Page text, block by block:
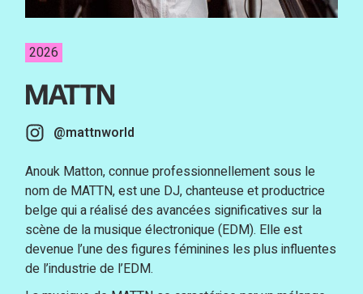
2026
MATTN
@mattnworld
Anouk Matton, connue professionnellement sous le
nom de MATTN, est une DJ, chanteuse et productrice
belge qui a réalisé des avancées significatives sur la
scène de la musique électronique (EDM). Elle est
devenue l’une des figures féminines les plus influentes
de l’industrie de l’EDM.